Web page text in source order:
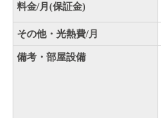
料金/月(保証金)
その他・光熱費/月
備考・部屋設備